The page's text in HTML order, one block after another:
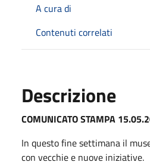
A cura di
Contenuti correlati
Descrizione
COMUNICATO STAMPA
In questo fine settimana il
con vecchie e nuove iniziative.